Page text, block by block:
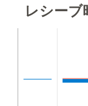
レシーブ